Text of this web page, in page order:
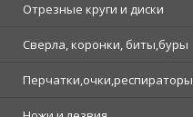
Отрезные круги и диски
Сверла, коронки, биты,буры